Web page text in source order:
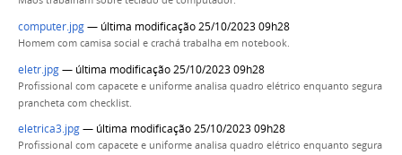
computer.jpg— última modificação 25/10/2023 09h28
Homem com camisa social e crachá trabalha em notebook.
eletr.jpg— última modificação 25/10/2023 09h28
Profissional com capacete e uniforme analisa quadro elétrico enquanto segura
prancheta com checklist.
eletrica3.jpg— última modificação 25/10/2023 09h28
Profissional com capacete e uniforme analisa quadro elétrico enquanto segura